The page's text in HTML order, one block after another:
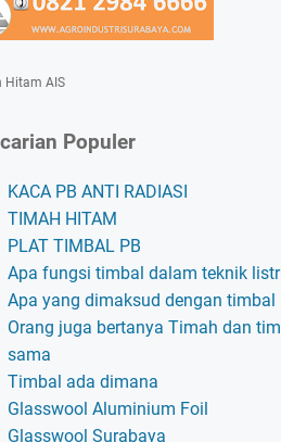
Hitam AIS
Populer
KACA PB ANTI RADIASI
TIMAH HITAM
PLAT TIMBAL PB
Apa fungsi timbal dalam teknik
Apa yang dimaksud dengan timbal
Orang juga bertanya Timah dan
sama
Timbal ada dimana
Glasswool Aluminium Foil
Glasswool Surabaya